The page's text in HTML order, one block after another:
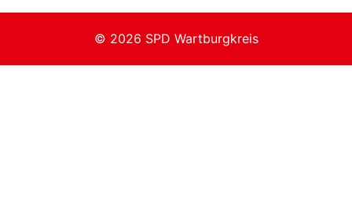
© 2026 SPD Wartburgkreis